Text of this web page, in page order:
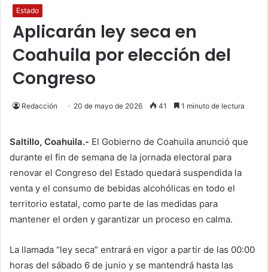
Estado
Aplicarán ley seca en
Coahuila por elección del
Congreso
Redacción 20 de mayo de 2026 41 1 minuto de lectura
Saltillo, Coahuila.- El Gobierno de Coahuila anunció que
durante el fin de semana de la jornada electoral para
renovar el Congreso del Estado quedará suspendida la
venta y el consumo de bebidas alcohólicas en todo el
territorio estatal, como parte de las medidas para
mantener el orden y garantizar un proceso en calma.
La llamada “ley seca” entrará en vigor a partir de las 00:00
horas del sábado 6 de junio y se mantendrá hasta las